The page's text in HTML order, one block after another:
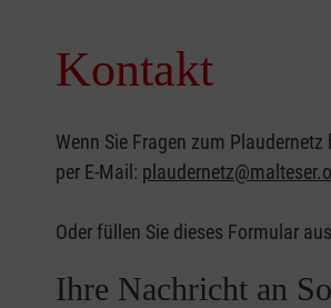
Kontakt
Wenn Sie Fragen zum
per E-Mail:
Oder füllen Sie dieses Formular
Ihre Nachricht an